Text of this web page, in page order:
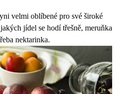
velmi oblíbené pro své široké
jídel se hodí třešně, meruňka
nektarinka.